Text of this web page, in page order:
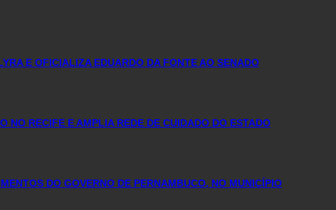
E OFICIALIZA EDUARDO DA FONTE AO SENADO
NO RECIFE E AMPLIA REDE DE CUIDADO DO ESTADO
DO GOVERNO DE PERNAMBUCO, NO MUNICÍPIO